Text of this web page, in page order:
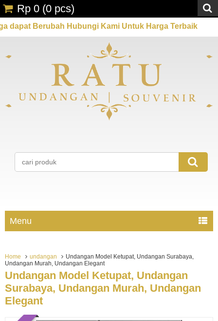
Hubungi Kami Untuk Harga Terbaik Promo
Rp 0 (0 pcs)
Menu
Home undangan
Undangan Model Ketupat, Undangan Surabaya,
Undangan Murah, Undangan Elegant
Undangan Model Ketupat, Undangan
Surabaya, Undangan Murah, Undangan
Elegant